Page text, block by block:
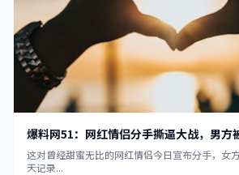
爆料网51：网红情侣分手撕逼大战，男方
这对曾经甜蜜无比的网红情侣今日宣布分手，女
天记录...